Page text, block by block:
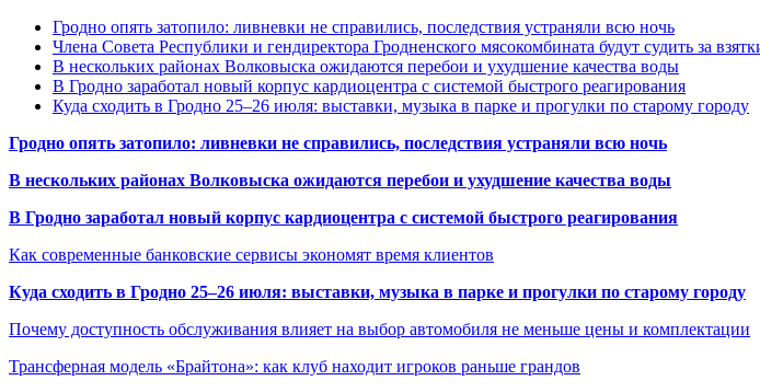
Гродно опять затопило: ливневки не справились, последствия устраняли всю ночь
Члена Совета Республики и гендиректора Гродненского мясокомбината будут судить за
В нескольких районах Волковыска ожидаются перебои и ухудшение качества воды
В Гродно заработал новый корпус кардиоцентра с системой быстрого реагирования
Куда сходить в Гродно 25–26 июля: выставки, музыка в парке и прогулки по старому городу
Гродно опять затопило: ливневки не справились, последствия устраняли всю ночь
В нескольких районах Волковыска ожидаются перебои и ухудшение качества воды
В Гродно заработал новый корпус кардиоцентра с системой быстрого реагирования
Как современные банковские сервисы экономят время клиентов
Куда сходить в Гродно 25–26 июля: выставки, музыка в парке и прогулки по старому городу
Почему доступность обслуживания влияет на выбор автомобиля не меньше цены и комплектации
Трансферная модель «Брайтона»: как клуб находит игроков раньше грандов